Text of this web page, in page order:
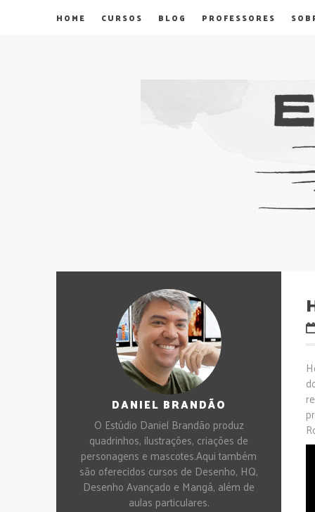
HOME CURSOS BLOG PROFESSORES
DANIEL BRANDÃO
O Estúdio Daniel Brandão produz
quadrinhos, ilustrações, criações de
personagens e mascotes.Aqui também
são oferecidos cursos de Desenho, HQ,
Desenho Avançado e Mangá, além de
aulas particulares.